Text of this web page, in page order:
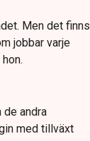
Men det finns
jobbar varje
de andra
med tillväxt